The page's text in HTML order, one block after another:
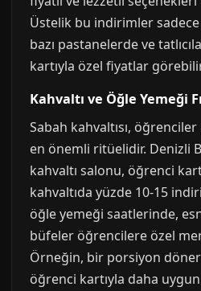
Üstelik bu indirimler sadece
bazı pastanelerde ve
kartıyla özel fiyatlar
Kahvaltı ve Öğle Yemeği
Sabah kahvaltısı,
en önemli ritüelidir. Denizli
kahvaltı salonu, öğrenci
kahvaltıda yüzde 10-15
öğle yemeği saatlerinde,
büfeler öğrencilere özel
Örneğin, bir porsiyon
öğrenci kartıyla daha